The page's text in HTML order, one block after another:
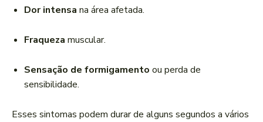
Dor intensa na área afetada.
Fraqueza muscular.
Sensação de formigamento ou perda de
sensibilidade.
Esses sintomas podem durar de alguns segundos a vários